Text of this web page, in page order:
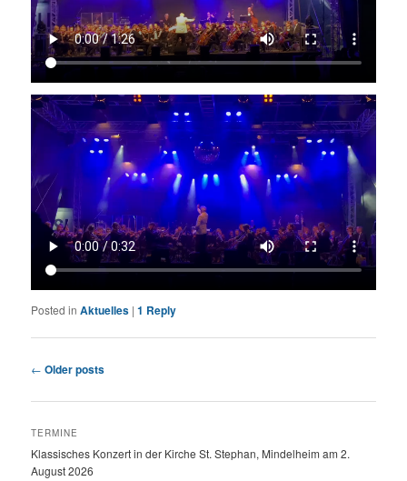
Posted in Aktuelles |1 Reply
Post
← Older posts
TERMINE
Klassisches Konzert in der Kirche St. Stephan, Mindelheim am 2.
August 2026